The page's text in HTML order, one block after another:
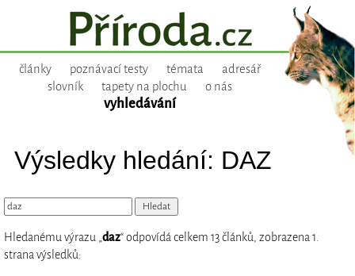
články poznávací testy témata
adresář
slovník
tapety na plochu o nás
vyhledávání
Výsledky hledání: DAZ
Hledanému výrazu „daz“ odpovídá celkem 13 článků, zobrazena 1.
strana výsledků: